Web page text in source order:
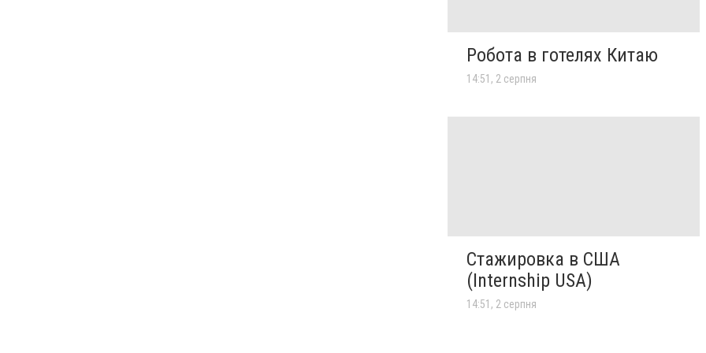
Робота в готелях Китаю
14:51, 2 серпня
Стажировка в США
(Internship USA)
14:51, 2 серпня